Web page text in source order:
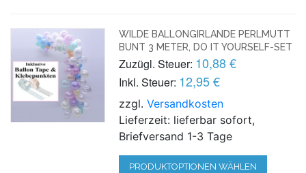
WILDE BALLONGIRLANDE PERLMUTT
BUNT 3 METER, DO IT YOURSELF-SET
Zuzügl. Steuer: 10,88 €
Inkl. Steuer: 12,95 €
zzgl.Versandkosten
Lieferzeit: lieferbar sofort,
Briefversand 1-3 Tage
PRODUKTOPTIONEN WÄHLEN